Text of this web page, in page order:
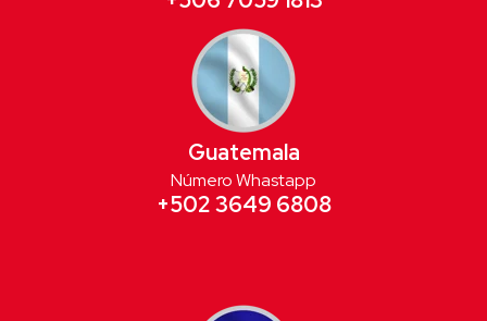
Guatemala
Número Whastapp
+502 3649 6808